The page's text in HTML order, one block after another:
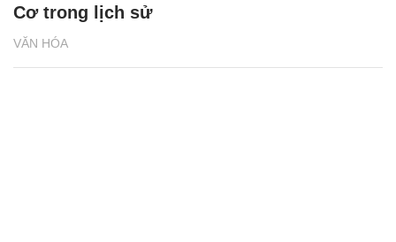
VĂN HÓA
Cơ trong lịch sử